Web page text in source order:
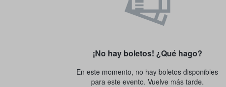
¡No hay boletos! ¿Qué hago?
En este momento, no hay boletos disponibles
para este evento. Vuelve más tarde.